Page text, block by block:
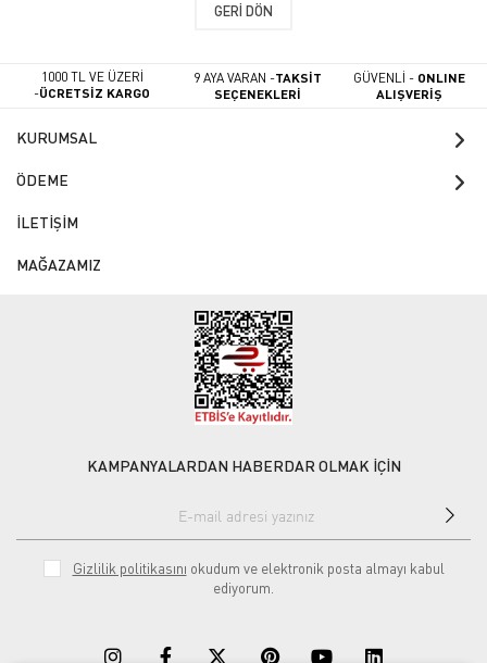
GERI DÖN
1000 TL VE ÜZERİ
-ÜCRETSİZ KARGO
9 AYA VARAN -TAKSİT
SEÇENEKLERİ
GÜVENLİ - ONLINE
ALIŞVERİŞ
KURUMSAL
ÖDEME
İLETİŞİM
MAĞAZAMIZ
KAMPANYALARDAN HABERDAR OLMAK İÇİN
Gizlilik politikasını okudum ve elektronik posta almayı kabul
ediyorum.